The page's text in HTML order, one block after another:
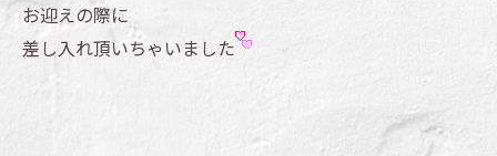
お迎えの際に
差し入れ頂いちゃいました